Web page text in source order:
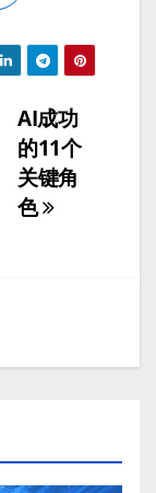
AI成功
的11个
关键角
色